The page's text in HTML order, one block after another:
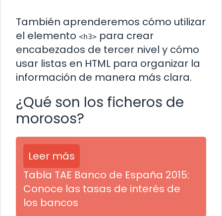
También aprenderemos cómo utilizar
el elemento <h3> para crear
encabezados de tercer nivel y cómo
usar listas en HTML para organizar la
información de manera más clara.
¿Qué son los ficheros de
morosos?
Leer más
Tabla TAE Banco de España 2015:
Conoce las tasas de interés de
los bancos